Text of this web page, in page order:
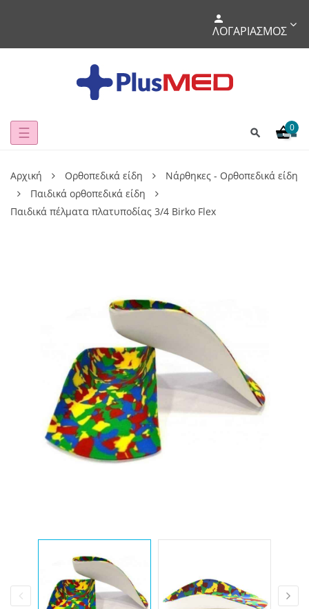
ΛΟΓΑΡΙΑΣΜΌΣ
Toggle
☰ 0
Αρχική Ορθοπεδικά είδη
Νάρθηκες - Ορθοπεδικά είδη
Παιδικά ορθοπεδικά είδη
Παιδικά πέλματα πλατυποδίας 3/4 Birko Flex